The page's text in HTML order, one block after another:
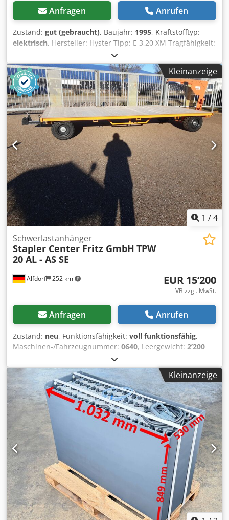
Anfragen Anrufen
Zustand: gut (gebraucht), Baujahr: 1995, Kraftstofftyp:
elektrisch, Hersteller: Hyster Tipp: E 3,20 XM Tragfähigkeit:
3200 kg Hubhöhe: 3700 mm Gabellänge: 1200 mm
Dkjdpfslz Nbpex Ai Her
Kleinanzeige
1 /4
Alfdorf 252 km
Schwerlastanhänger
Stapler Center Fritz GmbH TPW
20 AL - AS SE
EUR 15’200
VB zzgl. MwSt.
Anfragen Anrufen
Zustand: neu, Funktionsfähigkeit: voll funktionsfähig,
Maschinen-/Fahrzeugnummer: 0640, Leergewicht: 2’200
20’000 kg
22’200 kg, Achsen-Konfiguration:2 Achsen, Erstzulassung:
01/2025 , nächste Prüfung (TÜV): 01/2026 , Laderaumlänge:
5’000 mm, Laderaumbreite:2’200 mm, Reifengröße:
23x10-12 SE , Farbe:Orange, Baujahr:2025,
Betriebsgewicht:
22’200 kg, TPW 206 AL - AS SE Nutzlast
16000 Kg auf der Ladefläche bei 6 Km/h. Abmessungen:
5000 mm Lang 2200 mm Breit und 680 mm hoch.
Transportboden Holz Fichte 40 mm Nut und Feder
Bereifung Superelastik mit Profil 23x10-12 mit Stahlfegen
beidseitigem Konuslager abgedichtet mit Nilosring
Zugdeichsel mit Fallsicherung und Höheneinstellung
Zugöse 40 mm. Lenkung; Allrad Achsschenkel Lenkung.
Sicherheit: Anschweissböcke je Längsseite fünf Stück ( vgl.
Ladungssicherung und Doppeltwirkender Unterlegkeil am
Kleinanzeige